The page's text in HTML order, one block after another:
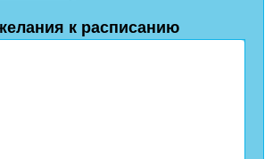
к расписанию